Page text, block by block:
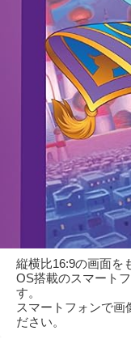
縦横比16:9の画面を
OS搭載のスマート
す。
スマートフォンで画
ださい。